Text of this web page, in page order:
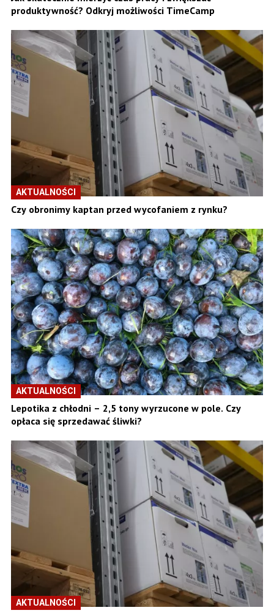
produktywność? Odkryj możliwości TimeCamp
AKTUALNOŚCI
Czy obronimy kaptan przed wycofaniem z rynku?
AKTUALNOŚCI
Lepotika z chłodni – 2,5 tony wyrzucone w pole. Czy
opłaca się sprzedawać śliwki?
AKTUALNOŚCI